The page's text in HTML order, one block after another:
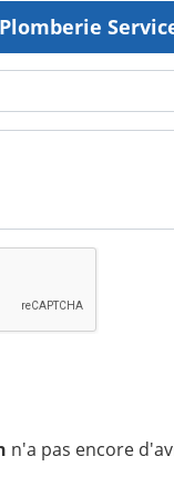
n'a pas encore